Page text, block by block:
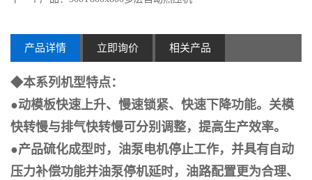
产品详情 立即询价 相关产品
◆本系列机型特点：
●动模板快速上升、慢速锁紧、快速下降功能。关模
快转慢与排气快转慢可分别调整，提高生产效率。
●产品硫化成型时，油泵电机停止工作，并具有自动
压力补偿功能并油泵停机延时，油路配置更为合理、